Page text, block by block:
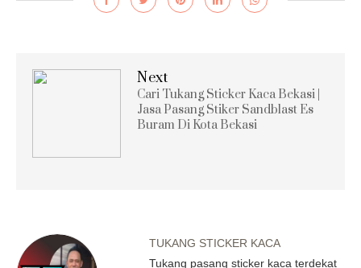
Next
Cari Tukang Sticker Kaca Bekasi |
Jasa Pasang Stiker Sandblast Es
Buram Di Kota Bekasi
TUKANG STICKER KACA
Tukang pasang sticker kaca terdekat